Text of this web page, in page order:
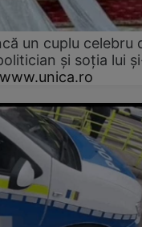
un cuplu celebru
și soția lui
www.unica.ro